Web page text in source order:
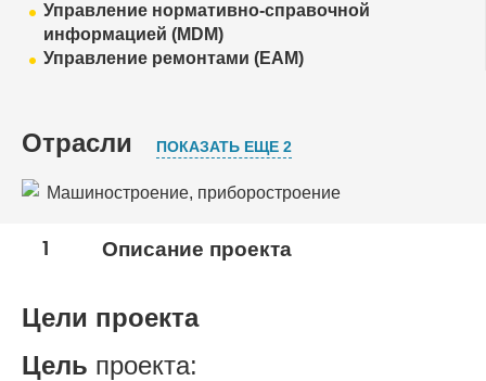
Управление нормативно-справочной
информацией (MDM)
Управление ремонтами (EAM)
Отрасли ПОКАЗАТЬ ЕЩЕ 2
Машиностроение, приборостроение
Металлургическая промышленность
1 Описание проекта
Цели проекта
Цель проекта: